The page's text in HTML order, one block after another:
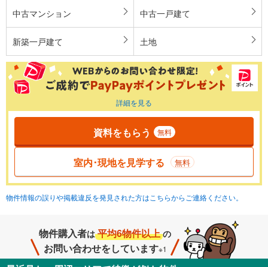
中古マンション 中古一戸建て
新築一戸建て 土地
詳細を見る
資料をもらう 無料
室内･現地を見学する 無料
物件情報の誤りや掲載違反を発見された方はこちらからご連絡ください。
物件購入者は 平均6物件以上 の
お問い合わせをしています※1